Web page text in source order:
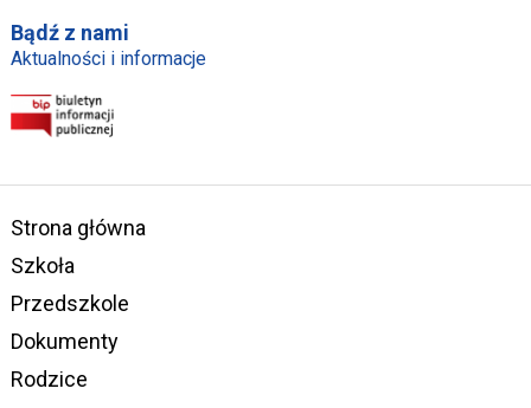
Bądź z nami
Aktualności i informacje
Strona główna
Szkoła
Przedszkole
Dokumenty
Rodzice